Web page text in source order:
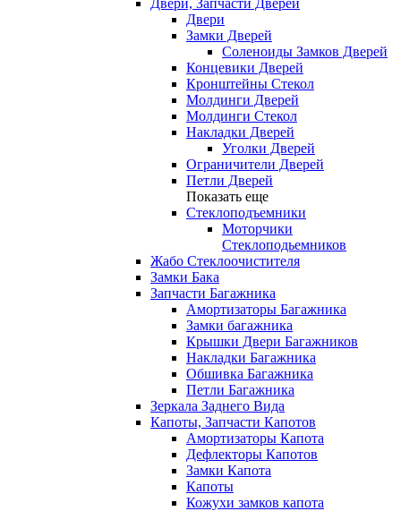
Двери, Запчасти Дверей
Двери
Замки Дверей
Соленоиды Замков Дверей
Концевики Дверей
Кронштейны Стекол
Молдинги Дверей
Молдинги Стекол
Накладки Дверей
Уголки Дверей
Ограничители Дверей
Петли Дверей
Показать еще
Стеклоподъемники
Моторчики
Стеклоподьемников
Жабо Стеклоочистителя
Замки Бака
Запчасти Багажника
Амортизаторы Багажника
Замки багажника
Крышки Двери Багажников
Накладки Багажника
Обшивка Багажника
Петли Багажника
Зеркала Заднего Вида
Капоты, Запчасти Капотов
Амортизаторы Капота
Дефлекторы Капотов
Замки Капота
Капоты
Кожухи замков капота